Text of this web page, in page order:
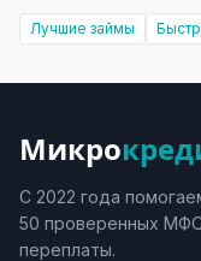
Лучшие займы
Микро
С 2022 года
50 проверенных
переплаты.